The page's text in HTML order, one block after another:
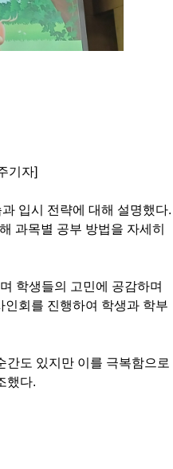
기자]
입시 전략에 대해 설명했다.
과목별 공부 방법을 자세히
학생들의 고민에 공감하며
회를 진행하여 학생과 학부
간도 있지만 이를 극복함으로
했다.